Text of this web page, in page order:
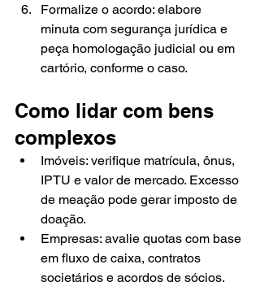
Formalize o acordo: elabore
minuta com segurança jurídica e
peça homologação judicial ou em
cartório, conforme o caso.
Como lidar com bens
complexos
Imóveis: verifique matrícula, ônus,
IPTU e valor de mercado. Excesso
de meação pode gerar imposto de
doação.
Empresas: avalie quotas com base
em fluxo de caixa, contratos
societários e acordos de sócios.